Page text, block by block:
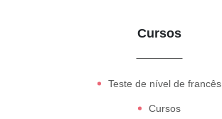
Cursos
Teste de nível de francês
Cursos